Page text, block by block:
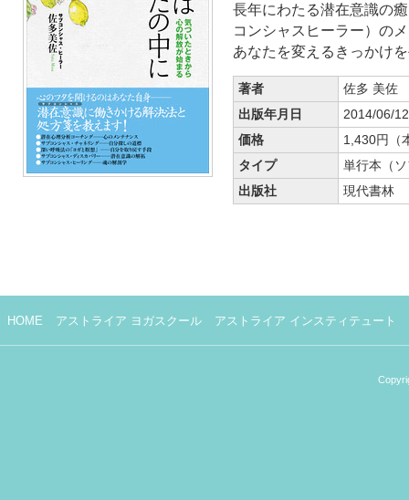
長年にわたる潜在意識の
コンシャスヒーラー）の
あなたを変えるきっかけ
著者
佐多 美佐
出版年月日
2014/06/12
価格
1,430円（
タイプ
単行本（
出版社
現代書林
HOME アストライア ヨガスクール アストライア インスティテュート